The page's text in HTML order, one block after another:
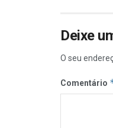
Deixe
O seu
Comentário